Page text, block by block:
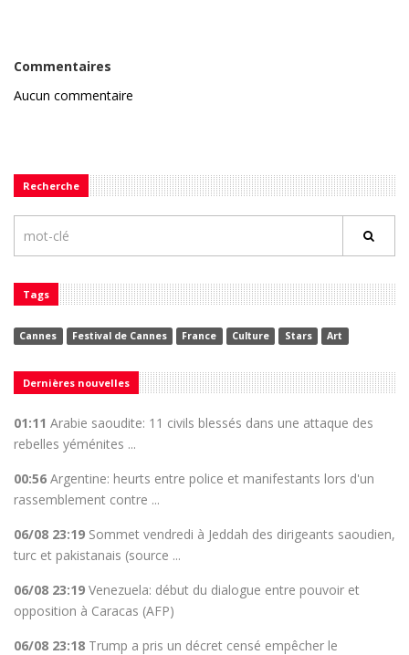
Commentaires
Aucun commentaire
Recherche
Tags
Cannes Festival de Cannes France Culture Stars Art
Dernières nouvelles
01:11 Arabie saoudite: 11 civils blessés dans une attaque des
rebelles yéménites ...
00:56 Argentine: heurts entre police et manifestants lors d'un
rassemblement contre ...
06/08 23:19 Sommet vendredi à Jeddah des dirigeants saoudien,
turc et pakistanais (source ...
06/08 23:19 Venezuela: début du dialogue entre pouvoir et
opposition à Caracas (AFP)
06/08 23:18 Trump a pris un décret censé empêcher le